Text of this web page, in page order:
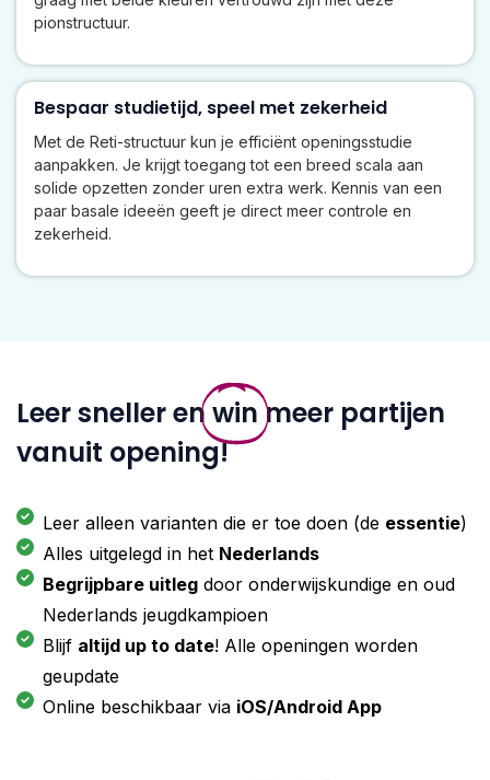
pionstructuur.
Bespaar studietijd, speel met zekerheid
Met de Reti-structuur kun je efficiënt openingsstudie
aanpakken. Je krijgt toegang tot een breed scala aan
solide opzetten zonder uren extra werk. Kennis van een
paar basale ideeën geeft je direct meer controle en
zekerheid.
Leer sneller enwinmeer partijen
vanuit opening!
Leer alleen varianten die er toe doen (de essentie)
Alles uitgelegd in het Nederlands
Begrijpbare uitleg door onderwijskundige en oud
Nederlands jeugdkampioen
Blijf altijd up to date! Alle openingen worden
geupdate
Online beschikbaar via iOS/Android App